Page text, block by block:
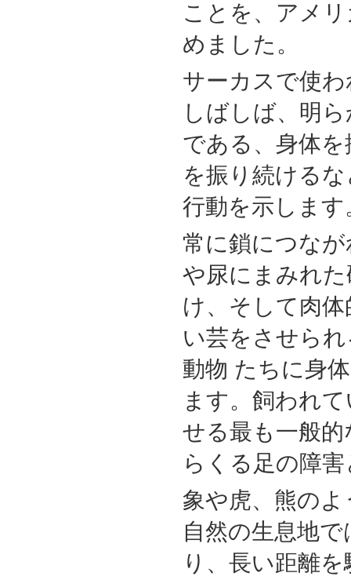
ことを、アメ
めました。
サーカスで使
しばしば、明
である、身体
を振り続ける
行動を示します
常に鎖につな
や尿にまみれ
け、そして肉
い芸をさせら
動物 たちに身
ます。飼われ
せる最も一般
らくる足の障
象や虎、熊の
自然の生息地
り、長い距離